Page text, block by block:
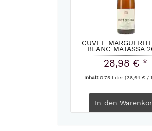
CUVÉE
BLANC MATASSA
28,98 € *
Inhalt0.75 Liter (38,64 € /
In den